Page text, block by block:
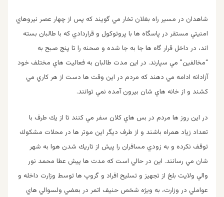
شاهدان در مسير راه بغلان تخار مي گويند كه پس از چهار عصر نيروهاي
امنيتي مستقر در پاسگاه ها با پروتوكول و قراردادي كه با طالبان بسته
اند، در داخل قرار گاه ها جا به جا شده و صحنه را تا پنج صبح به
“مخالفين” مي سپارند. در اين مدت طالبان به فعاليت هاي مختلف خود
آزادانه ادامه مي دهند كه مردم در اين وقت ها دست از هر كاري مي
كشند و از خانه هاي شان بيرون آمده نمي توانند.
در اين روز ها مردم در بس هاي كلان سفر مي كنند تا از يك طرف با
تعداد زياد همراه باشند و از طرف ديگر اين موتر ها در محلات مشكوك
توقف نكرده و به زودي مسافران را پيش از تاريك شدن هوا به شهر
شان مي رسانند. اين در حالي است كه مدت ها پيش عطا محمد نور
والي ولايت بلخ از تجهيز و تسليح افراد و گروپ ها توسط وزارت داخله و
عواملي در وزارت، به ويژه شخص حنيف اتمر در بعضي ولسوالي هاي